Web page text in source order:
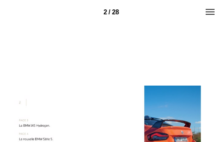
2 / 28